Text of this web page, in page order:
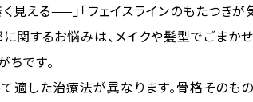
見える——」「フェイスラインのもたつきが
関するお悩みは、メイクや髪型でごまか
です。
適した治療法が異なります。骨格そのも